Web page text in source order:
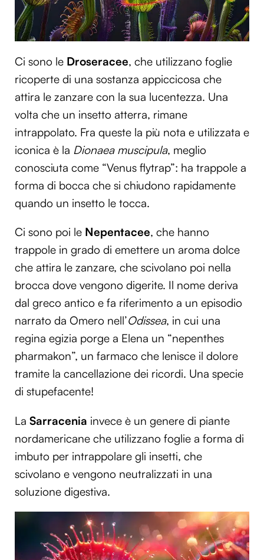
Ci sono le Droseracee, che utilizzano foglie
ricoperte di una sostanza appiccicosa che
attira le zanzare con la sua lucentezza. Una
volta che un insetto atterra, rimane
intrappolato. Fra queste la più nota e utilizzata e
iconica è la Dionaea muscipula, meglio
conosciuta come “Venus flytrap”: ha trappole a
forma di bocca che si chiudono rapidamente
quando un insetto le tocca.
Ci sono poi le Nepentacee, che hanno
trappole in grado di emettere un aroma dolce
che attira le zanzare, che scivolano poi nella
brocca dove vengono digerite. Il nome deriva
dal greco antico e fa riferimento a un episodio
narrato da Omero nell’Odissea, in cui una
regina egizia porge a Elena un “nepenthes
pharmakon”, un farmaco che lenisce il dolore
tramite la cancellazione dei ricordi. Una specie
di stupefacente!
La Sarracenia invece è un genere di piante
nordamericane che utilizzano foglie a forma di
imbuto per intrappolare gli insetti, che
scivolano e vengono neutralizzati in una
soluzione digestiva.